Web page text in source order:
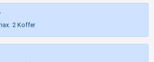
2 Koffer